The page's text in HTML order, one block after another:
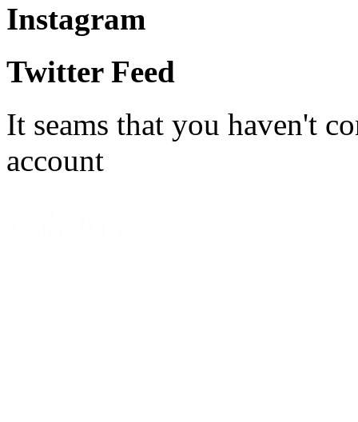
Instagram
Twitter Feed
It seams that you haven't
account